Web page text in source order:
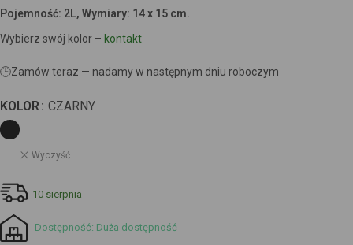
Pojemność: 2L, Wymiary: 14 x 15 cm.
Wybierz swój kolor – kontakt
🕒Zamów teraz — nadamy w następnym dniu roboczym
KOLOR CZARNY
Wyczyść
10 sierpnia
Dostępność: Duża dostępność